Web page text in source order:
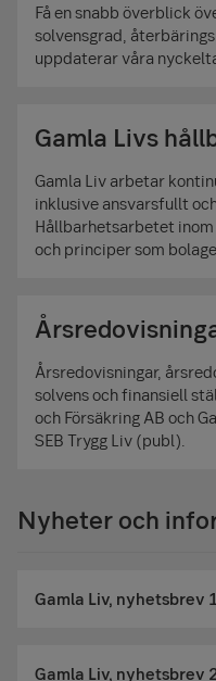
Få en snabb överblick
solvensgrad,
uppdaterar våra
Gamla Livs
Gamla Liv arbetar
inklusive ansvarsfullt
Hållbarhetsarbetet
och principer som
Årsredovisningar,
solvens och finansiell
och Försäkring AB och
SEB Trygg Liv (publ).
Nyheter och
Gamla Liv, nyhetsbrev
Gamla Liv, nyhetsbrev